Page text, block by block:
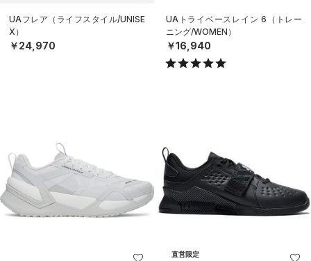
UAフレア（ライフスタイル/UNISE
X）
￥24,970
UAトライベースレイン 6（トレー
ニング/WOMEN）
￥16,940
直営限定